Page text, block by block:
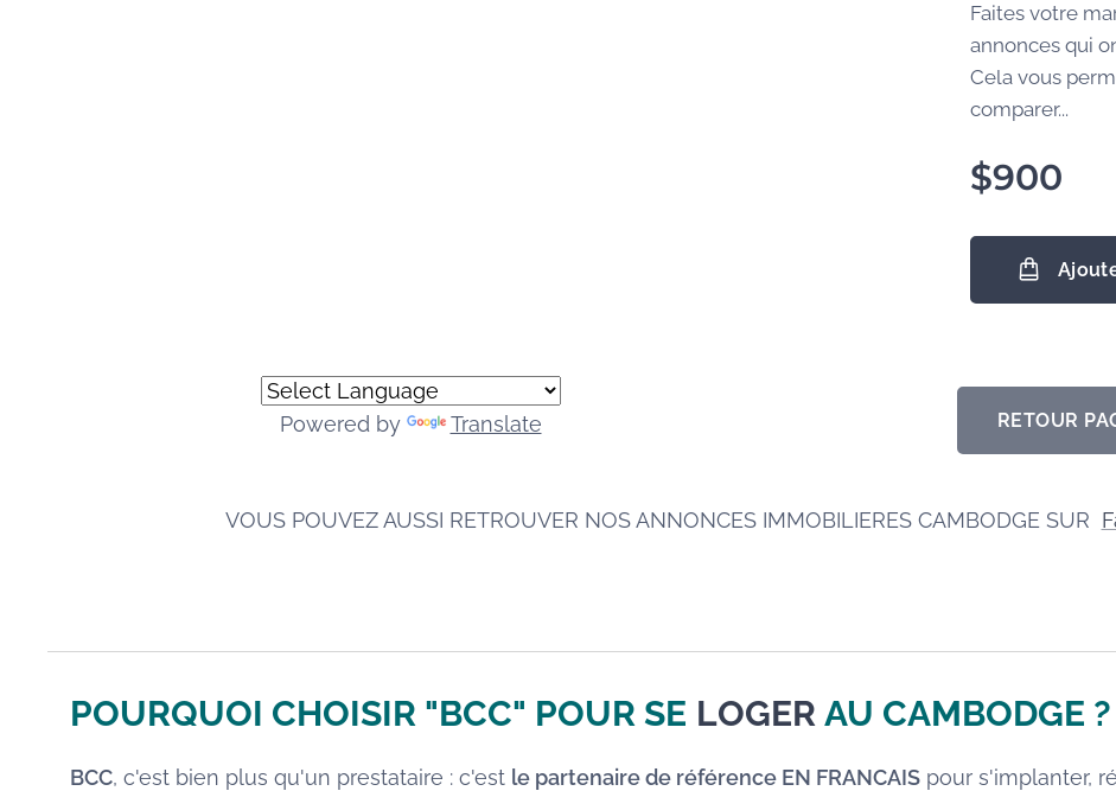
Faites votre
annonces qui
Cela vous
comparer...
$900
Powered by Translate RETOUR
VOUS POUVEZ AUSSI RETROUVER NOS ANNONCES IMMOBILIERES CAMBODGE SUR
POURQUOI CHOISIR "BCC" POUR SE LOGERAU CAMBODGE
BCC, c'est bien plus qu'un prestataire : c'est le partenaire de référence EN FRANCAISpour s'implanter,